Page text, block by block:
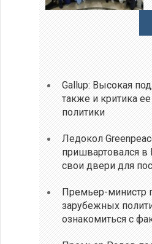
Gallup: Высокая
также и критика
политики
Ледокол
пришвартовался в
свои двери для
Премьер-министр
зарубежных
ознакомиться с